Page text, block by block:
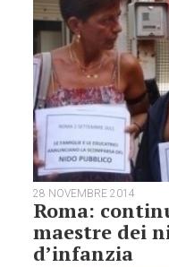
28 NOVEMBRE 2014
Roma:
maestre dei
d’infanzia